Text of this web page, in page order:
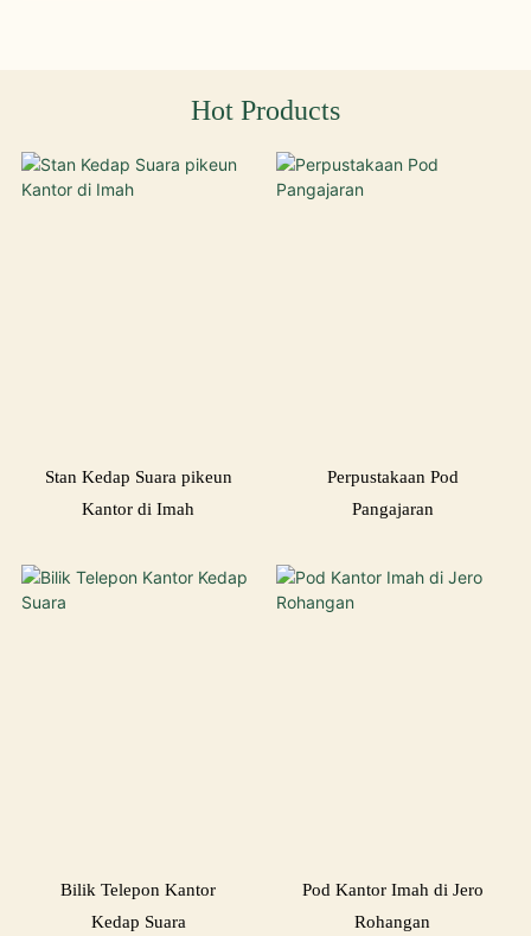
Hot Products
Stan Kedap Suara pikeun
Kantor di Imah
Perpustakaan Pod
Pangajaran
Bilik Telepon Kantor
Kedap Suara
Pod Kantor Imah di Jero
Rohangan